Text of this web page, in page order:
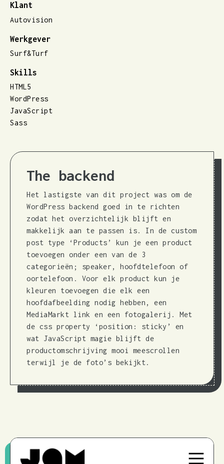
Klant
Autovision
Werkgever
Surf&Turf
Skills
HTML5
WordPress
JavaScript
Sass
The backend
Het lastigste van dit project was om de
WordPress backend goed in te richten
zodat het overzichtelijk blijft en
makkelijk aan te passen is. In de custom
post type ‘Products’ kun je een product
toevoegen onder een van de 3
categorieën; speaker, hoofdtelefoon of
oortelefoon. Voor elk product kun je
kleuren toevoegen die elk een
hoofdafbeelding nodig hebben, een
MediaMarkt link en een fotogalerij. Met
de css property ‘position: sticky’ en
wat JavaScript magie blijft de
productomschrijving mooi meescrollen
terwijl je de foto’s bekijkt.